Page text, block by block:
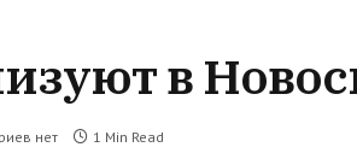
в
нет 1 Min Read